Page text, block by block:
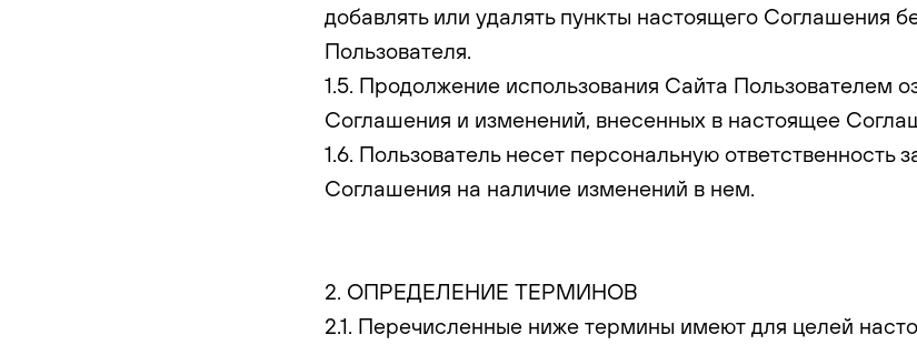
добавлять или удалять пункты настоящего Соглашения
Пользователя.
1.5. Продолжение использования Сайта Пользователем
Соглашения и изменений, внесенных в настоящее
1.6. Пользователь несет персональную ответственность
Соглашения на наличие изменений в нем.
2. ОПРЕДЕЛЕНИЕ ТЕРМИНОВ
2.1. Перечисленные ниже термины имеют для целей